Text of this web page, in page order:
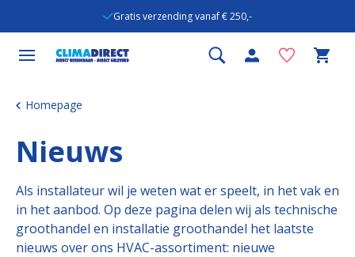
Gratis verzending vanaf € 250,-
Homepage
Nieuws
Als installateur wil je weten wat er speelt, in het vak en
in het aanbod. Op deze pagina delen wij als technische
groothandel en installatie groothandel het laatste
nieuws over ons HVAC-assortiment: nieuwe